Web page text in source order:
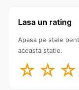
Lasa un rating
Apasa pe stele
aceasta statie.
☆ ☆ ☆